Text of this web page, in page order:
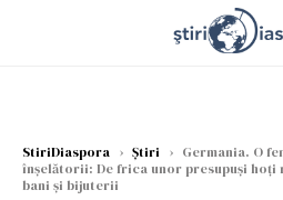
StiriDiaspora › Știri › Germania. O
înșelătorii: De frica unor presupuși hoți
bani și bijuterii